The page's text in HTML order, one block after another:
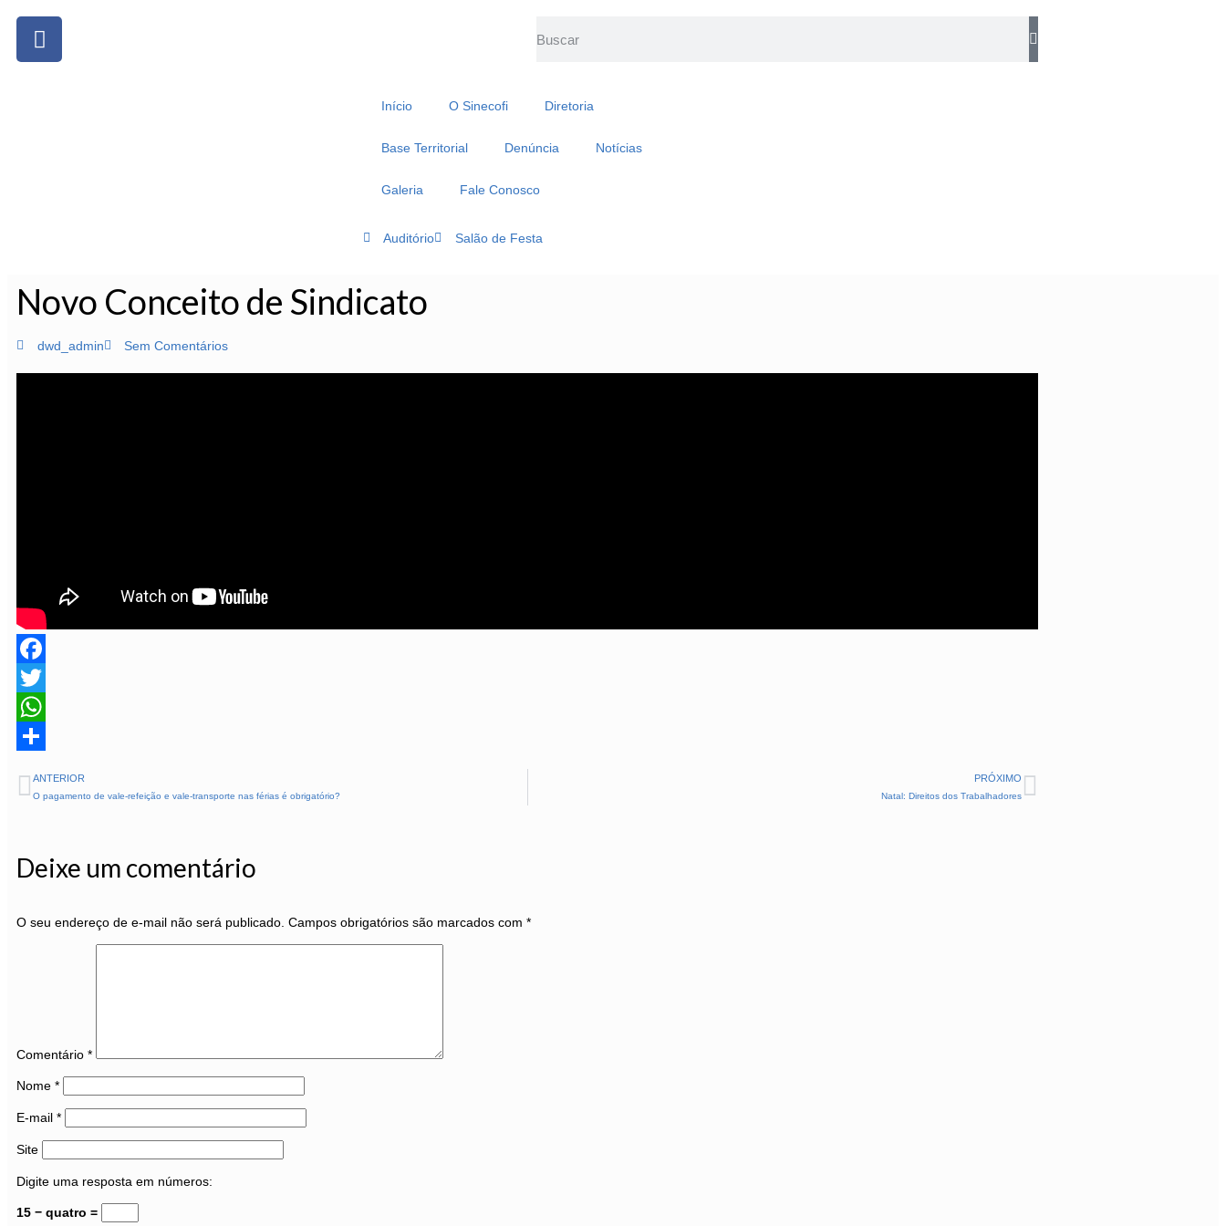
Início O Sinecofi Diretoria
Base Territorial Denúncia Notícias
Galeria Fale Conosco
Auditório Salão de Festa
Novo Conceito de Sindicato
dwd_admin Sem Comentários
Facebook
Twitter
WhatsApp
ANTERIOR
O pagamento de vale-refeição e vale-transporte nas férias é obrigatório?
PRÓXIMO
Natal: Direitos dos Trabalhadores
Deixe um comentário
O seu endereço de e-mail não será publicado. Campos obrigatórios são marcados com *
Comentário *
Nome *
E-mail *
Site
Digite uma resposta em números:
15 − quatro =